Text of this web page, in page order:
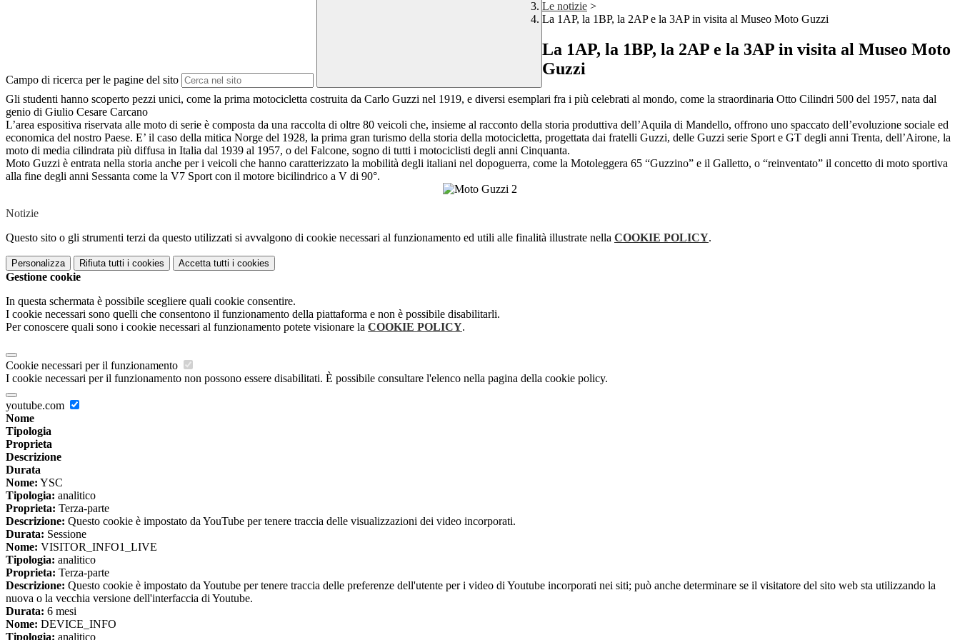
Campo di ricerca per le pagine del sito
Le notizie >
La 1AP, la 1BP, la 2AP e la 3AP in visita al Museo Moto Guzzi
La 1AP, la 1BP, la 2AP e la 3AP in visita al Museo Moto
Guzzi
Gli studenti hanno scoperto pezzi unici, come la prima motocicletta costruita da Carlo Guzzi nel 1919, e diversi esemplari fra i più celebrati al mondo, come la straordinaria Otto Cilindri 500 del 1957, nata dal
genio di Giulio Cesare Carcano
L’area espositiva riservata alle moto di serie è composta da una raccolta di oltre 80 veicoli che, insieme al racconto della storia produttiva dell’Aquila di Mandello, offrono uno spaccato dell’evoluzione sociale ed
economica del nostro Paese. E’ il caso della mitica Norge del 1928, la prima gran turismo della storia della motocicletta, progettata dai fratelli Guzzi, delle Guzzi serie Sport e GT degli anni Trenta, dell’Airone, la
moto di media cilindrata più diffusa in Italia dal 1939 al 1957, o del Falcone, sogno di tutti i motociclisti degli anni Cinquanta.
Moto Guzzi è entrata nella storia anche per i veicoli che hanno caratterizzato la mobilità degli italiani nel dopoguerra, come la Motoleggera 65 “Guzzino” e il Galletto, o “reinventato” il concetto di moto sportiva
alla fine degli anni Sessanta come la V7 Sport con il motore bicilindrico a V di 90°.
Notizie
Questo sito o gli strumenti terzi da questo utilizzati si avvalgono di cookie necessari al funzionamento ed utili alle finalità illustrate nella COOKIE POLICY.
Personalizza Rifiuta tutti i cookies Accetta tutti i cookies
Gestione cookie
In questa schermata è possibile scegliere quali cookie consentire.
I cookie necessari sono quelli che consentono il funzionamento della piattaforma e non è possibile disabilitarli.
Per conoscere quali sono i cookie necessari al funzionamento potete visionare la COOKIE POLICY.
Cookie necessari per il funzionamento
I cookie necessari per il funzionamento non possono essere disabilitati. È possibile consultare l'elenco nella pagina della cookie policy.
youtube.com
Nome
Tipologia
Proprieta
Descrizione
Durata
Nome: YSC
Tipologia: analitico
Proprieta: Terza-parte
Descrizione: Questo cookie è impostato da YouTube per tenere traccia delle visualizzazioni dei video incorporati.
Durata: Sessione
Nome: VISITOR_INFO1_LIVE
Tipologia: analitico
Proprieta: Terza-parte
Descrizione: Questo cookie è impostato da Youtube per tenere traccia delle preferenze dell'utente per i video di Youtube incorporati nei siti; può anche determinare se il visitatore del sito web sta utilizzando la
nuova o la vecchia versione dell'interfaccia di Youtube.
Durata: 6 mesi
Nome: DEVICE_INFO
Tipologia: analitico